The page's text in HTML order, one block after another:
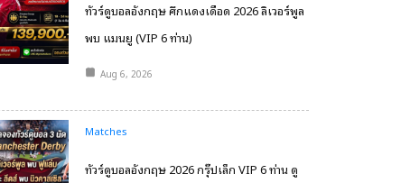
ทัวร์ดูบอลอังกฤษ ศึกแดงเดือด 2026 ลิเวอร์พูล
พบ แมนยู (VIP 6 ท่าน)
Aug 6, 2026
Matches
ทัวร์ดูบอลอังกฤษ 2026 กรุ๊ปเล็ก VIP 6 ท่าน ดู